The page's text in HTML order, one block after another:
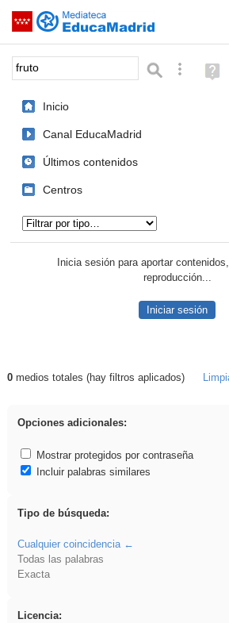
Saltar navegación
Palabra o frase: BúsquedaAyuda
(en
Inicio
Canal EducaMadrid
Últimos contenidos
Centros
Inicia sesión para aportar
reproducción...
Iniciar sesión
Resultados de: fruto
0medios totales (hay filtros aplicados)
Opciones adicionales:
Mostrar protegidos por contraseña
Incluir palabras similares
Tipo de búsqueda:
Cualquier coincidencia
Todas las palabras
Exacta
Licencia: